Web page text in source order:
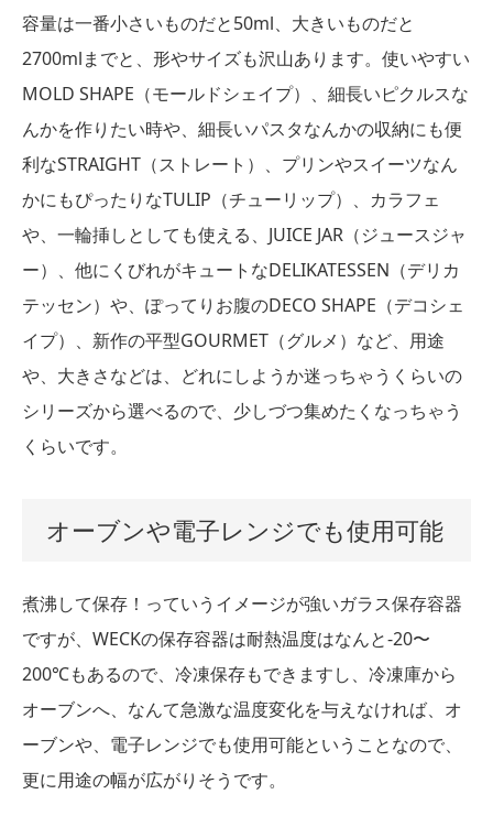
容量は一番小さいものだと50ml、大きいものだと
2700mlまでと、形やサイズも沢山あります。使いやすい
MOLD SHAPE（モールドシェイプ）、細長いピクルスな
んかを作りたい時や、細長いパスタなんかの収納にも便
利なSTRAIGHT（ストレート）、プリンやスイーツなん
かにもぴったりなTULIP（チューリップ）、カラフェ
や、一輪挿しとしても使える、JUICE JAR（ジュースジャ
ー）、他にくびれがキュートなDELIKATESSEN（デリカ
テッセン）や、ぽってりお腹のDECO SHAPE（デコシェ
イプ）、新作の平型GOURMET（グルメ）など、用途
や、大きさなどは、どれにしようか迷っちゃうくらいの
シリーズから選べるので、少しづつ集めたくなっちゃう
くらいです。
オーブンや電子レンジでも使用可能
煮沸して保存！っていうイメージが強いガラス保存容器
ですが、WECKの保存容器は耐熱温度はなんと-20〜
200℃もあるので、冷凍保存もできますし、冷凍庫から
オーブンへ、なんて急激な温度変化を与えなければ、オ
ーブンや、電子レンジでも使用可能ということなので、
更に用途の幅が広がりそうです。